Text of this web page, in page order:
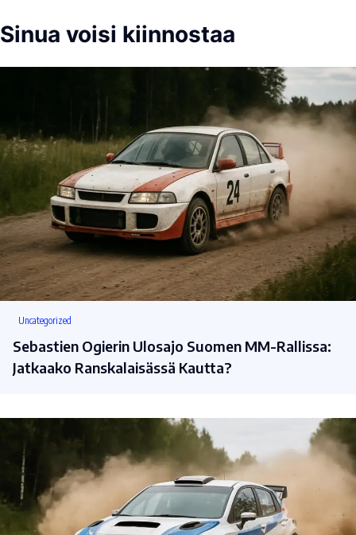
Sinua voisi kiinnostaa
Uncategorized
Sebastien Ogierin Ulosajo Suomen MM-Rallissa:
Jatkaako Ranskalaisässä Kautta?